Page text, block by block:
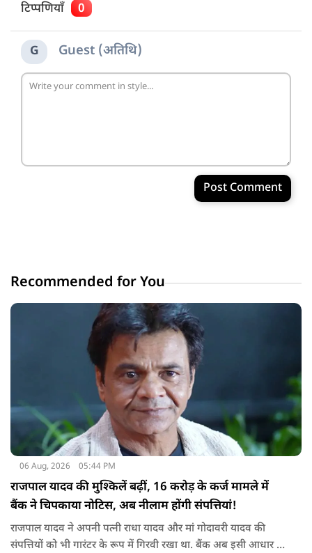
टिप्पणियाँ 0
G Guest (अतिथि)
Post Comment
Recommended for You
06 Aug, 2026 05:44 PM
राजपाल यादव की मुश्किलें बढ़ीं, 16 करोड़ के कर्ज मामले में
बैंक ने चिपकाया नोटिस, अब नीलाम होंगी संपत्तियां!
राजपाल यादव ने अपनी पत्नी राधा यादव और मां गोदावरी यादव की
संपत्तियों को भी गारंटर के रूप में गिरवी रखा था. बैंक अब इसी आधार पर